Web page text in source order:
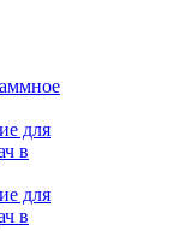
для
в
для
в